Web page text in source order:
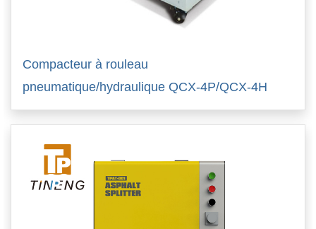
Compacteur à rouleau
pneumatique/hydraulique QCX-4P/QCX-4H